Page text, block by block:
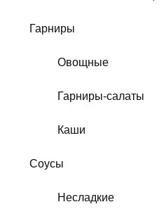
Гарниры
Овощные
Гарниры-салаты
Каши
Соусы
Несладкие